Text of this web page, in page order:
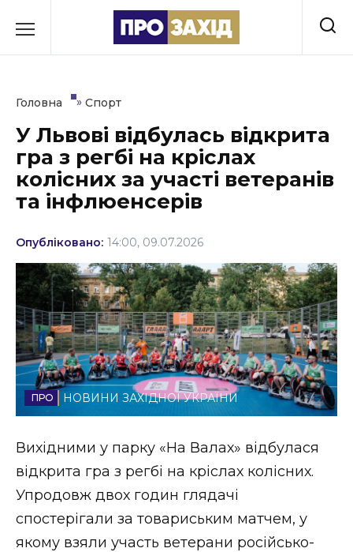
до
Культура
Освіта
Політика
Соціум
Спорт
Стиль життя
Втрачений Ужгород
Втрачений Ужгород (відеоверсія)
ЗАКАРПАТСЬКІ НОВИНИ
Головна » Спорт
У Львові відбулась відкрита
гра з регбі на кріслах
колісних за участі ветеранів
та інфлюенсерів
Опубліковано: 14:00, 09.07.2026
НОВИНИ ЗАХІДНОЇ УКРАЇНИ
Вихідними у парку «На Валах» відбулася
відкрита гра з регбі на кріслах колісних.
Упродовж двох годин глядачі
спостерігали за товариським матчем, у
якому взяли участь ветерани російсько-